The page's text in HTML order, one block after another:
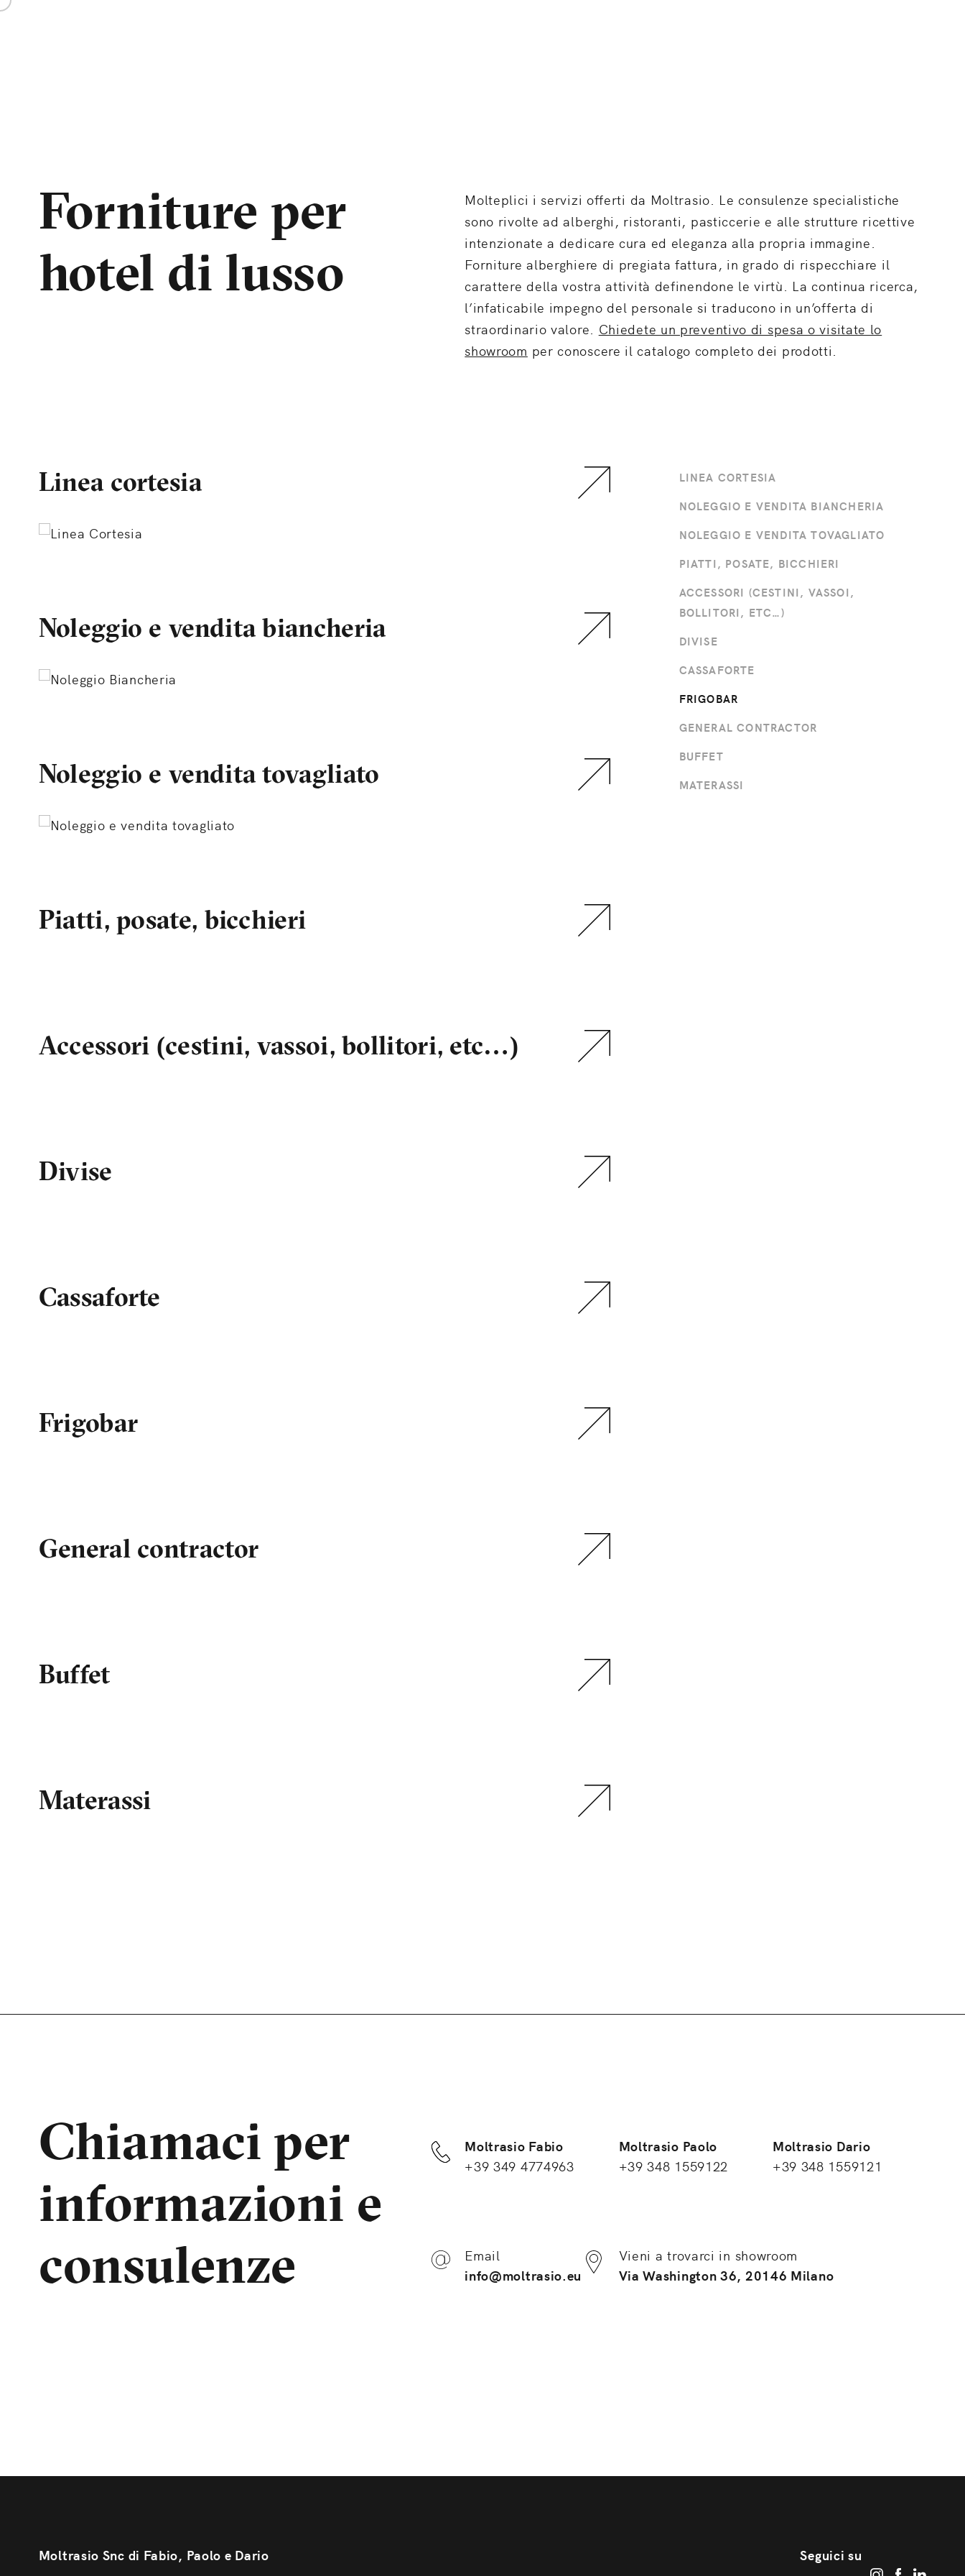
Molteplici i servizi offerti da Moltrasio. Le consulenze specialistiche
sono rivolte ad alberghi, ristoranti, pasticcerie e alle strutture ricettive
intenzionate a dedicare cura ed eleganza alla propria immagine.
Forniture alberghiere di pregiata fattura, in grado di rispecchiare il
carattere della vostra attività definendone le virtù. La continua ricerca,
l’infaticabile impegno del personale si traducono in un’offerta di
straordinario valore. Chiedete un preventivo di spesa o visitate lo
showroom per conoscere il catalogo completo dei prodotti.
Forniture per
hotel di lusso
Linea cortesia
Noleggio e vendita biancheria
Noleggio e vendita tovagliato
Piatti, posate, bicchieri
Accessori (cestini, vassoi, bollitori, etc…)
Divise
Cassaforte
Frigobar
General contractor
Buffet
Materassi
LINEA CORTESIA
NOLEGGIO E VENDITA BIANCHERIA
NOLEGGIO E VENDITA TOVAGLIATO
PIATTI, POSATE, BICCHIERI
ACCESSORI (CESTINI, VASSOI,
BOLLITORI, ETC…)
DIVISE
CASSAFORTE
FRIGOBAR
GENERAL CONTRACTOR
BUFFET
MATERASSI
Moltrasio Fabio
+39 349 4774963
Moltrasio Paolo
+39 348 1559122
Moltrasio Dario
+39 348 1559121
Email
info@moltrasio.eu
Vieni a trovarci in showroom
Via Washington 36, 20146 Milano
Chiamaci per
informazioni e
consulenze
Seguici su
Moltrasio Snc di Fabio, Paolo e Dario